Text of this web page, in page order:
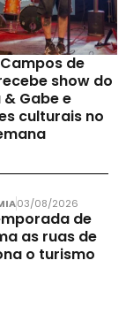
de
show do
& Gabe e
culturais no
03/08/2026
de
as ruas de
o turismo